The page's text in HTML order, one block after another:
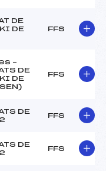
DE
DE
FFS
–
DE
DE
FFS
DE
FFS
DE
FFS